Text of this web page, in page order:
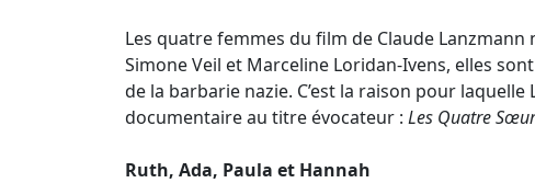
Les quatre femmes du film de Claude
Simone Veil et Marceline Loridan-Ivens, elles
de la barbarie nazie. C’est la raison pour
documentaire au titre évocateur : Les Quatre
Ruth, Ada, Paula et Hannah